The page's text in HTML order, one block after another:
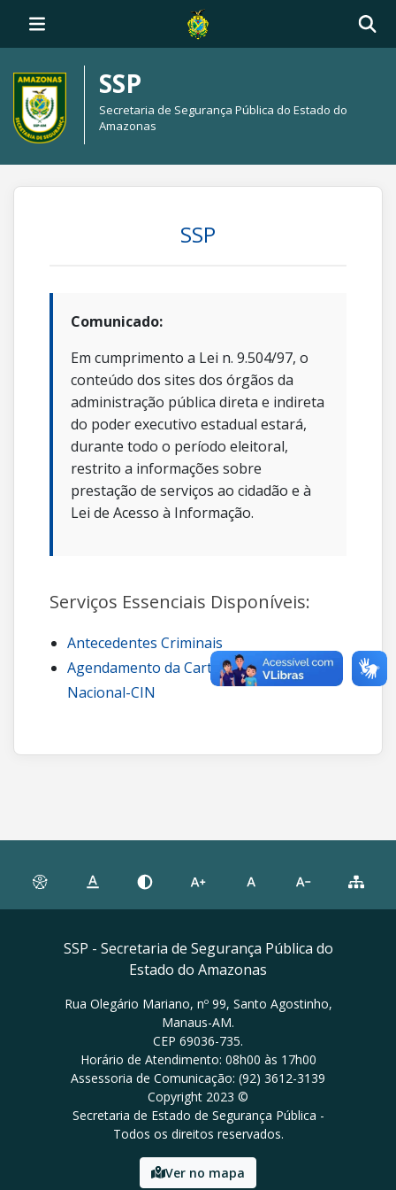
SSP
Secretaria de Segurança Pública do Estado do
Amazonas
SSP
Comunicado:
Em cumprimento a Lei n. 9.504/97, o
conteúdo dos sites dos órgãos da
administração pública direta e indireta
do poder executivo estadual estará,
durante todo o período eleitoral,
restrito a informações sobre
prestação de serviços ao cidadão e à
Lei de Acesso à Informação.
Serviços Essenciais Disponíveis:
Antecedentes Criminais
Agendamento da Carteira de Identidade
Nacional-CIN
SSP - Secretaria de Segurança Pública do
Estado do Amazonas
Rua Olegário Mariano, nº 99, Santo Agostinho,
Manaus-AM.
CEP 69036-735.
Horário de Atendimento: 08h00 às 17h00
Assessoria de Comunicação: (92) 3612-3139
Copyright 2023 ©
Secretaria de Estado de Segurança Pública -
Todos os direitos reservados.
Ver no mapa